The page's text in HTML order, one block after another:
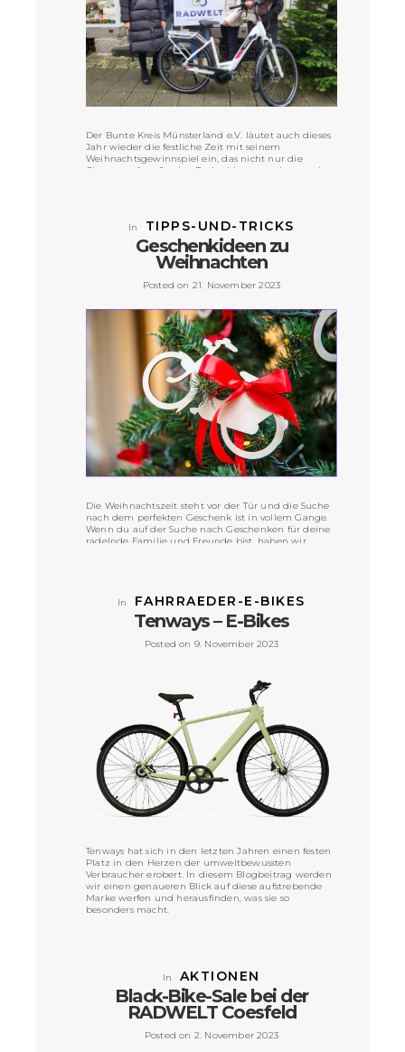
Der Bunte Kreis Münsterland e.V. läutet auch dieses
Jahr wieder die festliche Zeit mit seinem
Weihnachtsgewinnspiel ein, das nicht nur die
Chance auf großartige Preise bietet, sondern auch
VIEW POST »
In TIPPS-UND-TRICKS
Geschenkideen zu
Weihnachten
Posted on 21. November 2023
Die Weihnachtszeit steht vor der Tür und die Suche
nach dem perfekten Geschenk ist in vollem Gange.
Wenn du auf der Suche nach Geschenken für deine
radelnde Familie und Freunde bist, haben wir
VIEW POST »
In FAHRRAEDER-E-BIKES
Tenways – E-Bikes
Posted on 9. November 2023
Tenways hat sich in den letzten Jahren einen festen
Platz in den Herzen der umweltbewussten
Verbraucher erobert. In diesem Blogbeitrag werden
wir einen genaueren Blick auf diese aufstrebende
Marke werfen und herausfinden, was sie so
besonders macht.
In AKTIONEN
Black-Bike-Sale bei der
RADWELT Coesfeld
Posted on 2. November 2023